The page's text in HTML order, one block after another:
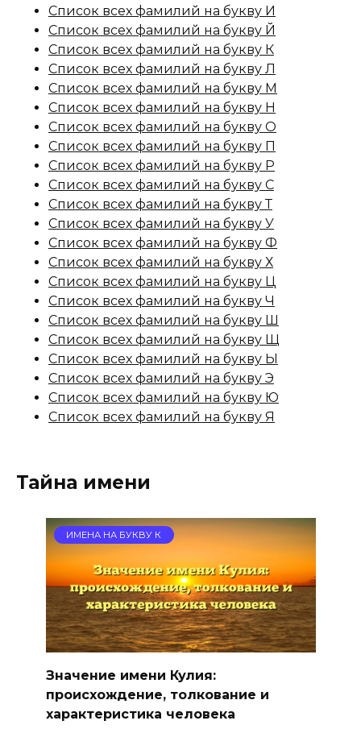
Список всех фамилий на букву И
Список всех фамилий на букву Й
Список всех фамилий на букву К
Список всех фамилий на букву Л
Список всех фамилий на букву М
Список всех фамилий на букву Н
Список всех фамилий на букву О
Список всех фамилий на букву П
Список всех фамилий на букву Р
Список всех фамилий на букву С
Список всех фамилий на букву Т
Список всех фамилий на букву У
Список всех фамилий на букву Ф
Список всех фамилий на букву Х
Список всех фамилий на букву Ц
Список всех фамилий на букву Ч
Список всех фамилий на букву Ш
Список всех фамилий на букву Щ
Список всех фамилий на букву Ы
Список всех фамилий на букву Э
Список всех фамилий на букву Ю
Список всех фамилий на букву Я
Тайна имени
ИМЕНА НА БУКВУ К
Значение имени Кулия:
происхождение, толкование и
характеристика человека